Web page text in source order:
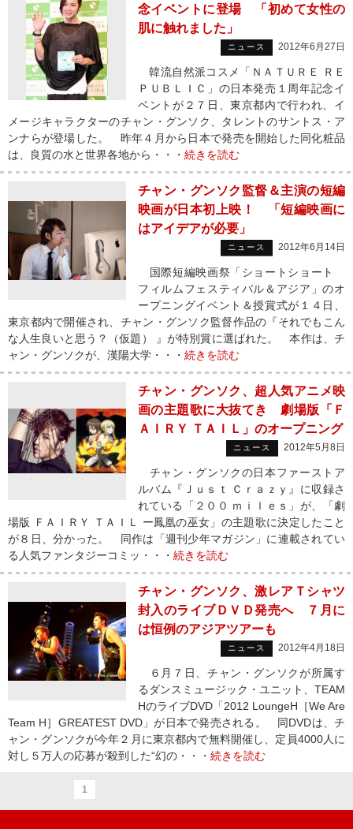
念イベントに登場 「初めて女性の
肌に触れました」
ニュース 2012年6月27日
韓流自然派コスメ「ＮＡＴＵＲＥ ＲＥ
ＰＵＢＬＩＣ」の日本発売１周年記念イ
ベントが２７日、東京都内で行われ、イ
メージキャラクターのチャン・グンソク、タレントのサントス・ア
ンナらが登場した。 昨年４月から日本で発売を開始した同化粧品
は、良質の水と世界各地から・・・ 続きを読む
チャン・グンソク監督＆主演の短編
映画が日本初上映！ 「短編映画に
はアイデアが必要」
ニュース 2012年6月14日
国際短編映画祭「ショートショート
フィルムフェスティバル＆アジア」のオ
ープニングイベント＆授賞式が１４日、
東京都内で開催され、チャン・グンソク監督作品の『それでもこん
な人生良いと思う？（仮題） 』が特別賞に選ばれた。 本作は、チ
ャン・グンソクが、漢陽大学・・・ 続きを読む
チャン・グンソク、超人気アニメ映
画の主題歌に大抜てき 劇場版「Ｆ
ＡＩＲＹ ＴＡＩＬ」のオープニング
ニュース 2012年5月8日
チャン・グンソクの日本ファーストア
ルバム『Ｊｕｓｔ Ｃｒａｚｙ』に収録さ
れている「２００ ｍｉｌｅｓ」が、「劇
場版 ＦＡＩＲＹ ＴＡＩＬ ー鳳凰の巫女」の主題歌に決定したこと
が８日、分かった。 同作は「週刊少年マガジン」に連載されてい
る人気ファンタジーコミッ・・・ 続きを読む
チャン・グンソク、激レアＴシャツ
封入のライブＤＶＤ発売へ ７月に
は恒例のアジアツアーも
ニュース 2012年4月18日
６月７日、チャン・グンソクが所属す
るダンスミュージック・ユニット、TEAM
HのライブDVD「2012 LoungeH［We Are
Team H］GREATEST DVD」が日本で発売される。 同DVDは、チ
ャン・グンソクが今年２月に東京都内で無料開催し、定員4000人に
対し５万人の応募が殺到した“幻の・・・ 続きを読む
1